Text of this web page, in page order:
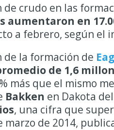
de crudo en las
aumentaron en
a febrero, según el
de la formación de
de 1,6
más que el mismo
Bakken en Dakota
, una cifra que
marzo de 2014,